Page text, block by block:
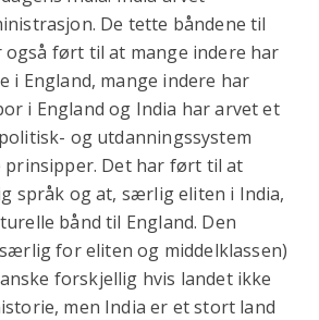
De tette båndene til
ført til at mange indere har
i England, mange indere har
i England og India har arvet et
og utdanningssystem
prinsipper. Det har ført til at
språk og at, særlig eliten i India,
bånd til England. Den
for eliten og middelklassen)
forskjellig hvis landet ikke
men India er et stort land